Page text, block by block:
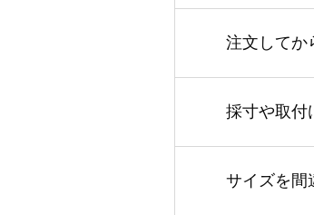
注文してか
採寸や取付
サイズを間